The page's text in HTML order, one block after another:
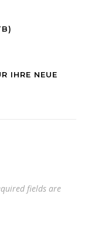
IHRE NEUE
fields are